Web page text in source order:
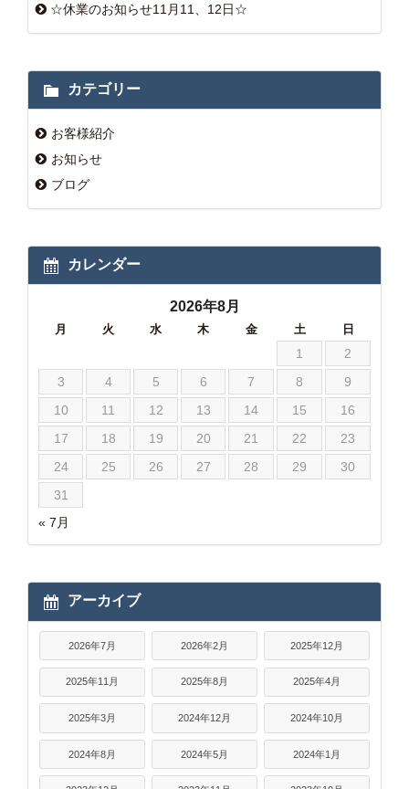
☆休業のお知らせ11月11、12日☆
カテゴリー
お客様紹介
お知らせ
ブログ
カレンダー
2026年8月
月 火 水 木 金 土 日
« 7月
1
2
3
4 5 6 7 8
9
10
11 12 13 14 15
16
17
18 19 20 21 22
23
24
25 26 27 28 29
30
31
アーカイブ
2026年7月 2026年2月 2025年12月
2025年11月 2025年8月 2025年4月
2025年3月 2024年12月 2024年10月
2024年8月 2024年5月 2024年1月